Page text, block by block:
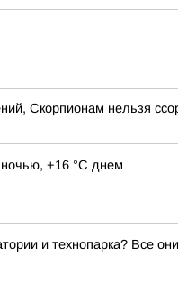
Скорпионам нельзя
+16 °C днем
и технопарка? Все